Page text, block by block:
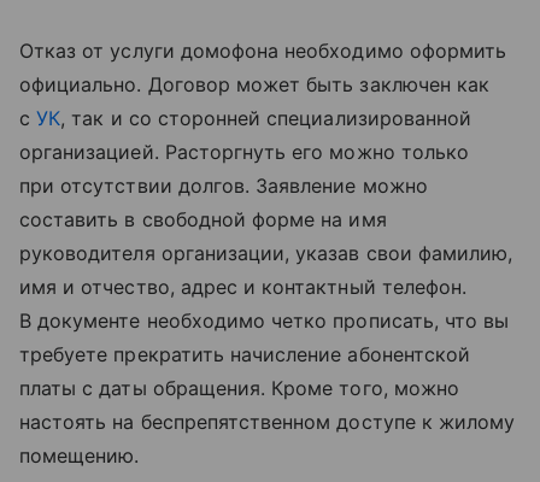
Отказ от услуги домофона необходимо оформить
официально. Договор может быть заключен как
сУК, так и со сторонней специализированной
организацией. Расторгнуть его можно только
при отсутствии долгов. Заявление можно
составить в свободной форме на имя
руководителя организации, указав свои фамилию,
имя и отчество, адрес и контактный телефон.
В документе необходимо четко прописать, что вы
требуете прекратить начисление абонентской
платы с даты обращения. Кроме того, можно
настоять на беспрепятственном доступе к жилому
помещению.